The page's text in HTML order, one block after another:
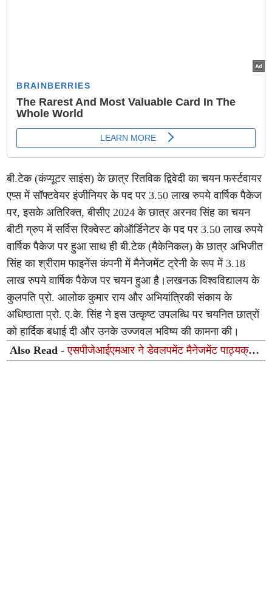
बी.टेक (कंप्यूटर साइंस) के छात्र रितविक द्विवेदी का चयन फर्स्टवायर
एप्स में सॉफ्टवेयर इंजीनियर के पद पर 3.50 लाख रुपये वार्षिक पैकेज
पर, इसके अतिरिक्त, बीसीए 2024 के छात्र अरनव सिंह का चयन
बीटी ग्रुप में सर्विस रिक्वेस्ट कोऑर्डिनेटर के पद पर 3.50 लाख रुपये
वार्षिक पैकेज पर हुआ साथ ही बी.टेक (मैकेनिकल) के छात्र अभिजीत
सिंह का श्रीराम फाइनेंस कंपनी में मैनेजमेंट ट्रेनी के रूप में 3.18
लाख रुपये वार्षिक पैकेज पर चयन हुआ है।लखनऊ विश्वविद्यालय के
कुलपति प्रो. आलोक कुमार राय और अभियांत्रिकी संकाय के
अधिष्ठाता प्रो. ए.के. सिंह ने इस उत्कृष्ट उपलब्धि पर चयनित छात्रों
को हार्दिक बधाई दी और उनके उज्जवल भविष्य की कामना की।
Also Read -एसपीजेआईएमआर ने डेवलपमेंट मैनेजमेंट पाठ्यक्रम
में किया बड़ा बदलाव, बैच-28 के लिए आवेदन शुरू